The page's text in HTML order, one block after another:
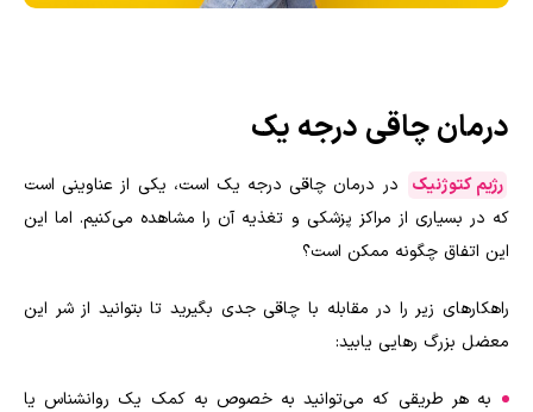
درمان چاقی درجه یک
رژیم کتوژنیک
در درمان چاقی درجه یک است، یکی از عناوینی است
که در بسیاری از مراکز پزشکی و تغذیه آن را مشاهده می‌کنیم. اما این
این اتفاق چگونه ممکن است؟
راهکارهای زیر را در مقابله با چاقی جدی بگیرید تا بتوانید از شر این
معضل بزرگ رهایی یابید:
به هر طریقی که می‌توانید به خصوص به کمک یک روانشناس یا